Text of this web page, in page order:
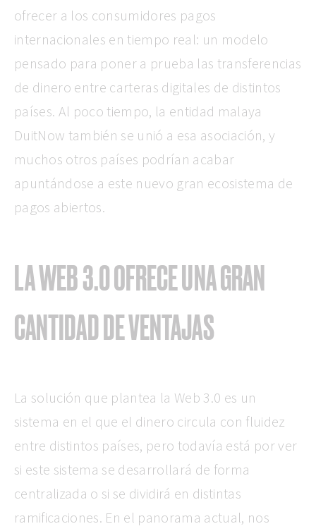
ofrecer a los consumidores pagos
internacionales en tiempo real: un modelo
pensado para poner a prueba las transferencias
de dinero entre carteras digitales de distintos
países. Al poco tiempo, la entidad malaya
DuitNow también se unió a esa asociación, y
muchos otros países podrían acabar
apuntándose a este nuevo gran ecosistema de
pagos abiertos.
LA WEB 3.0 OFRECE UNA GRAN
CANTIDAD DE VENTAJAS
La solución que plantea la Web 3.0 es un
sistema en el que el dinero circula con fluidez
entre distintos países, pero todavía está por ver
si este sistema se desarrollará de forma
centralizada o si se dividirá en distintas
ramificaciones. En el panorama actual, nos